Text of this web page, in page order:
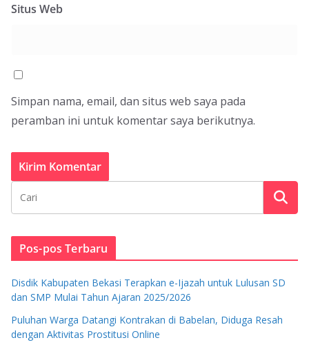
Situs Web
Simpan nama, email, dan situs web saya pada
peramban ini untuk komentar saya berikutnya.
Pos-pos Terbaru
Disdik Kabupaten Bekasi Terapkan e-Ijazah untuk Lulusan SD
dan SMP Mulai Tahun Ajaran 2025/2026
Puluhan Warga Datangi Kontrakan di Babelan, Diduga Resah
dengan Aktivitas Prostitusi Online